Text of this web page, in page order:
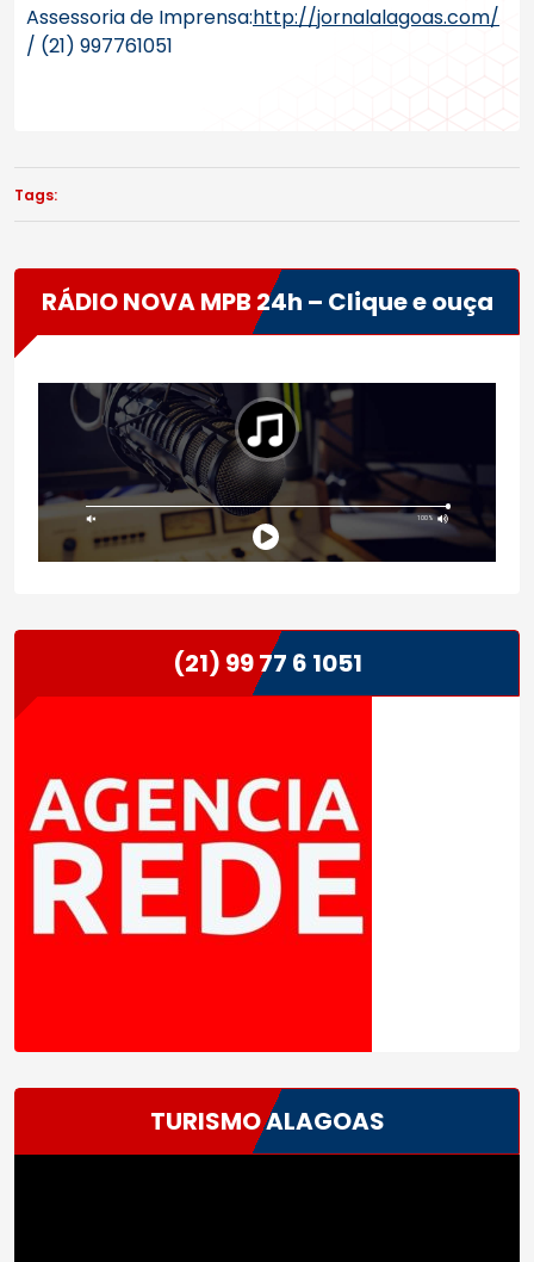
Assessoria de Imprensa:http://jornalalagoas.com/
/ (21) 997761051
Tags:
RÁDIO NOVA MPB 24h – Clique e ouça
(21) 99 77 6 1051
TURISMO ALAGOAS